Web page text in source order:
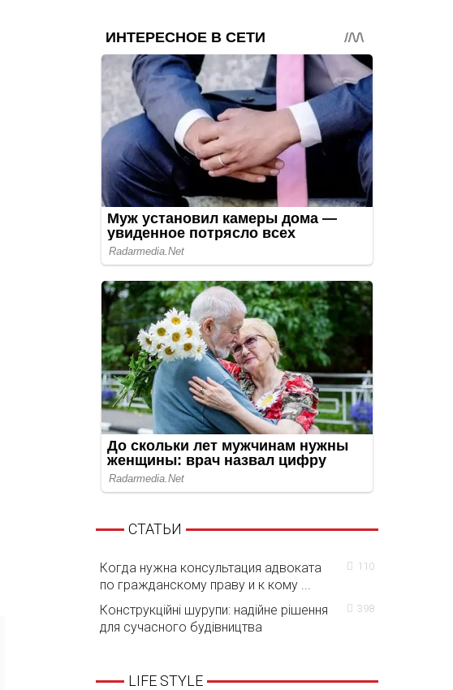
СТАТЬИ
Когда нужна консультация адвоката
по гражданскому праву и к кому ...
110
Конструкційні шурупи: надійне рішення
для сучасного будівництва
398
LIFE STYLE